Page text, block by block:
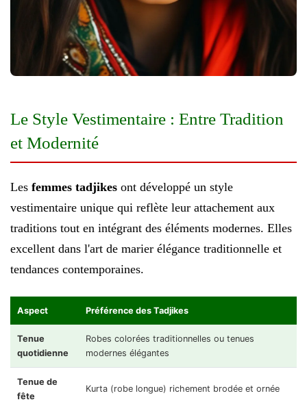
Le Style Vestimentaire : Entre Tradition
et Modernité
Les femmes tadjikes ont développé un style
vestimentaire unique qui reflète leur attachement aux
traditions tout en intégrant des éléments modernes. Elles
excellent dans l'art de marier élégance traditionnelle et
tendances contemporaines.
Aspect Préférence des Tadjikes
Tenue
quotidienne
Robes colorées traditionnelles ou tenues
modernes élégantes
Tenue de
fête
Kurta (robe longue) richement brodée et ornée